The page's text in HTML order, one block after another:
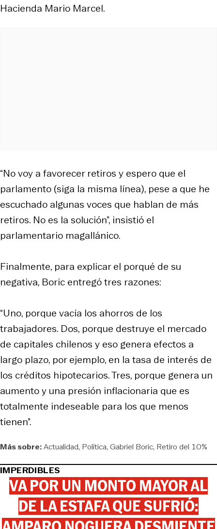
Hacienda Mario Marcel.
“No voy a favorecer retiros y espero que el
parlamento (siga la misma línea), pese a que he
escuchado algunas voces que hablan de más
retiros. No es la solución”, insistió el
parlamentario magallánico.
Finalmente, para explicar el porqué de su
negativa, Boric entregó tres razones:
“Uno, porque vacía los ahorros de los
trabajadores. Dos, porque destruye el mercado
de capitales chilenos y eso genera efectos a
largo plazo, por ejemplo, en la tasa de interés de
los créditos hipotecarios. Tres, porque genera un
aumento y una presión inflacionaria que es
totalmente indeseable para los que menos
tienen”.
Más sobre:Actualidad Política Gabriel Boric Retiro del 10%
IMPERDIBLES
VA POR UN MONTO MAYOR AL
DE LA ESTAFA QUE SUFRIÓ: